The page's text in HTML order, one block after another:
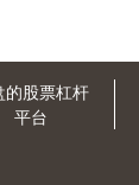
的股票杠杆
平台